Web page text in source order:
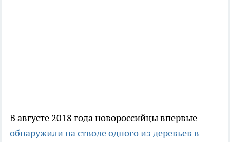
В августе 2018 года новороссийцы впервые
обнаружили на стволе одного из деревьев в